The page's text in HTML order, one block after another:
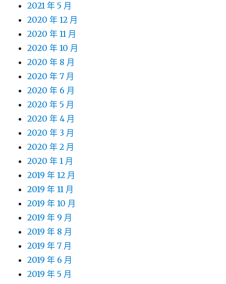
2021 年 5 月
2020 年 12 月
2020 年 11 月
2020 年 10 月
2020 年 8 月
2020 年 7 月
2020 年 6 月
2020 年 5 月
2020 年 4 月
2020 年 3 月
2020 年 2 月
2020 年 1 月
2019 年 12 月
2019 年 11 月
2019 年 10 月
2019 年 9 月
2019 年 8 月
2019 年 7 月
2019 年 6 月
2019 年 5 月